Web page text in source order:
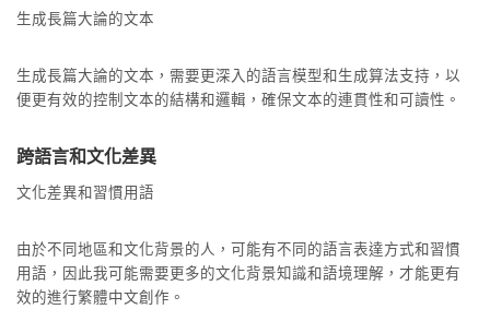
生成長篇大論的文本
生成長篇大論的文本，需要更深入的語言模型和生成算法支持，以
便更有效的控制文本的結構和邏輯，確保文本的連貫性和可讀性。
跨語言和文化差異
文化差異和習慣用語
由於不同地區和文化背景的人，可能有不同的語言表達方式和習慣
用語，因此我可能需要更多的文化背景知識和語境理解，才能更有
效的進行繁體中文創作。